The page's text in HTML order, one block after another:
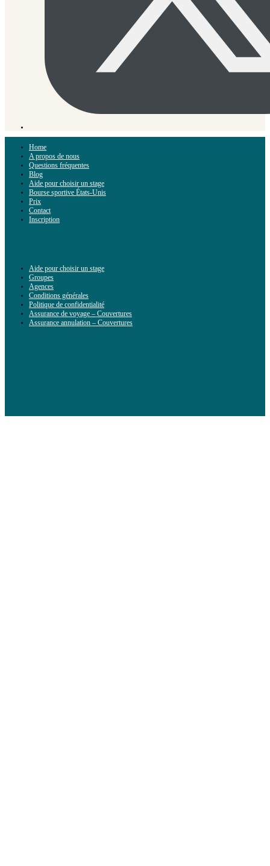
Home
A propos de nous
Questions fréquentes
Blog
Aide pour choisir un stage
Bourse sportive États-Unis
Prix
Contact
Inscription
Aide pour choisir un stage
Groupes
Agences
Conditions générales
Politique de confidentialité
Assurance de voyage – Couvertures
Assurance annulation – Couvertures